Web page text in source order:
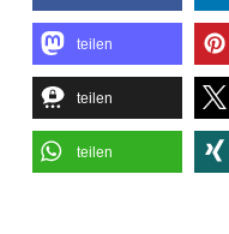
teilen
teilen
teilen